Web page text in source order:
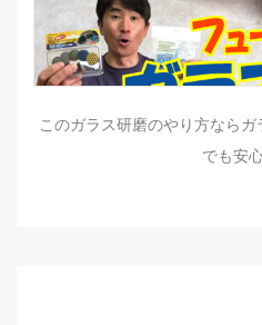
このガラス研磨のやり方なら
でも安